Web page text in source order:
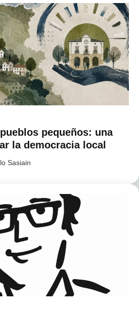
pequeños: una
la democracia local
Sasiain